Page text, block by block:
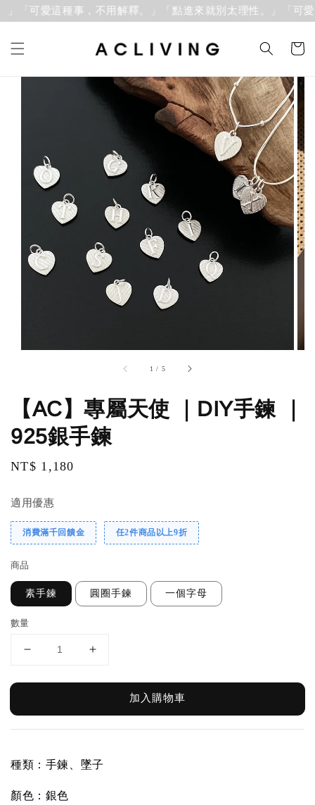
「可愛這種事，不用解釋。」 「點進來就別太理性。」「可愛
1 / 5
【AC】專屬天使 ｜DIY手鍊 ｜
925銀手鍊
Regular
NT$ 1,180
適用優惠
消費滿千回饋金 任2件商品以上9折
商品
素手鍊 圓圈手鍊 一個字母
數量
加入購物車
種類：手鍊、墜子
顏色：銀色